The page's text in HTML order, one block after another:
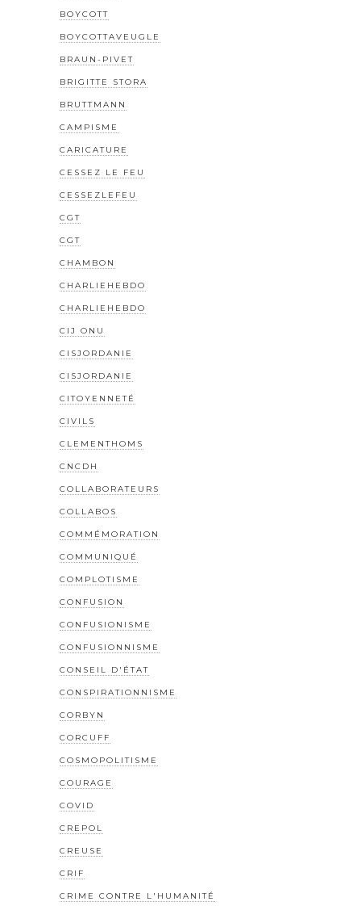
BOYCOTT
BOYCOTTAVEUGLE
BRAUN-PIVET
BRIGITTE STORA
BRUTTMANN
CAMPISME
CARICATURE
CESSEZ LE FEU
CESSEZLEFEU
CGT
CGT
CHAMBON
CHARLIEHEBDO
CHARLIEHEBDO
CIJ ONU
CISJORDANIE
CISJORDANIE
CITOYENNETÉ
CIVILS
CLEMENTHOMS
CNCDH
COLLABORATEURS
COLLABOS
COMMÉMORATION
COMMUNIQUÉ
COMPLOTISME
CONFUSION
CONFUSIONISME
CONFUSIONNISME
CONSEIL D'ÉTAT
CONSPIRATIONNISME
CORBYN
CORCUFF
COSMOPOLITISME
COURAGE
COVID
CREPOL
CREUSE
CRIF
CRIME CONTRE L'HUMANITÉ